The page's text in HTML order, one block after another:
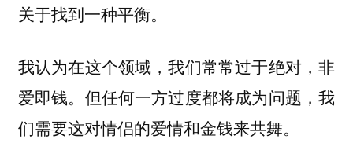
关于找到一种平衡。
我认为在这个领域，我们常常过于绝对，非
爱即钱。但任何一方过度都将成为问题，我
们需要这对情侣的爱情和金钱来共舞。